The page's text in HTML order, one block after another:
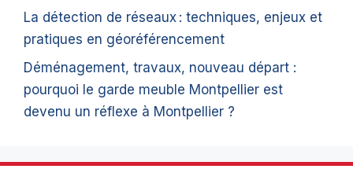
La détection de réseaux : techniques, enjeux et
pratiques en géoréférencement
Déménagement, travaux, nouveau départ :
pourquoi le garde meuble Montpellier est
devenu un réflexe à Montpellier ?